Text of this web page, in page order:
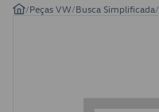
/Peças VW/Busca Simplificada/